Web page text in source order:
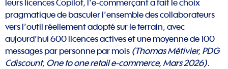
leurs licences Copilot, l’e-commerçant a fait le choix
pragmatique de basculer l’ensemble des collaborateurs
vers l’outil réellement adopté sur le terrain, avec
aujourd’hui 600 licences actives et une moyenne de 100
messages par personne par mois (Thomas Métivier, PDG
Cdiscount, One to one retail e-commerce, Mars 2026).